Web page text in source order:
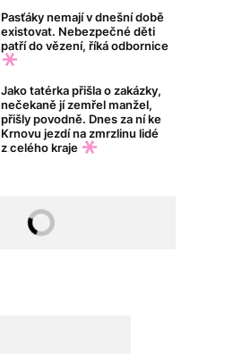
Pasťáky nemají v dnešní době
existovat. Nebezpečné děti
patří do vězení, říká odbornice
Jako tatérka přišla o zakázky,
nečekaně jí zemřel manžel,
přišly povodně. Dnes za ní ke
Krnovu jezdí na zmrzlinu lidé
z celého kraje